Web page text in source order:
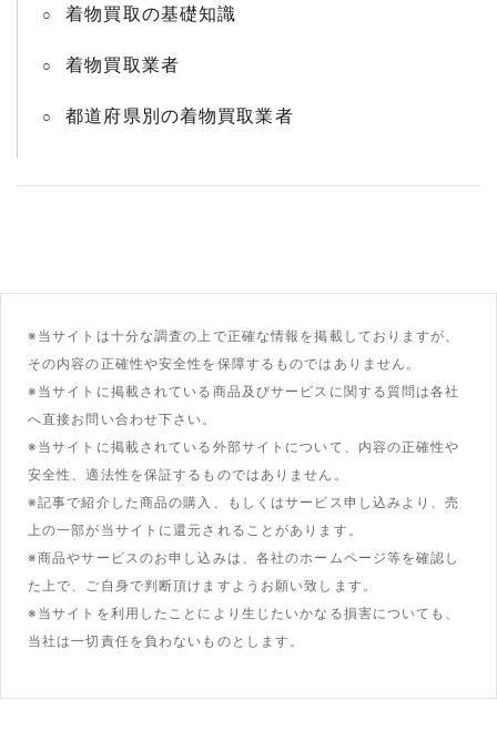
着物買取の基礎知識
着物買取業者
都道府県別の着物買取業者
※当サイトは十分な調査の上で正確な情報を掲載しておりますが、
その内容の正確性や安全性を保障するものではありません。
※当サイトに掲載されている商品及びサービスに関する質問は各社
へ直接お問い合わせ下さい。
※当サイトに掲載されている外部サイトについて、内容の正確性や
安全性、適法性を保証するものではありません。
※記事で紹介した商品の購入、もしくはサービス申し込みより、売
上の一部が当サイトに還元されることがあります。
※商品やサービスのお申し込みは、各社のホームページ等を確認し
た上で、ご自身で判断頂けますようお願い致します。
※当サイトを利用したことにより生じたいかなる損害についても、
当社は一切責任を負わないものとします。